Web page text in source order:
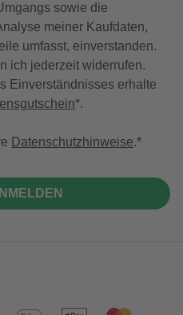
sowie die
meiner Kaufdaten,
umfasst, einverstanden.
ich jederzeit widerrufen.
Einverständnisses erhalte
*.
Datenschutzhinweise.